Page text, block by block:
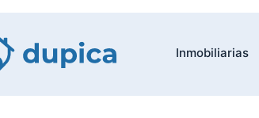
Inmobiliarias